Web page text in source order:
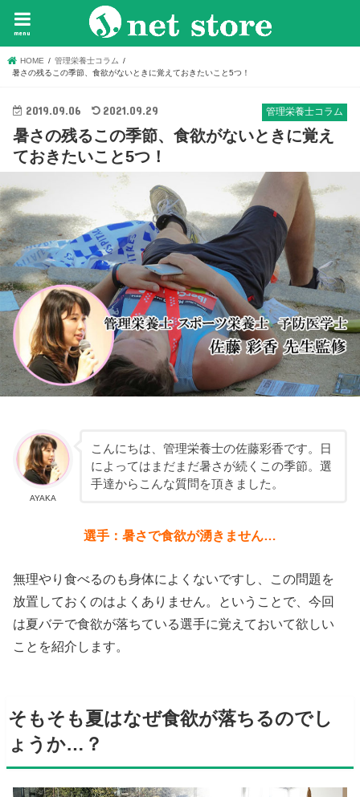
menu
HOME
管理栄養士コラム
暑さの残るこの季節、食欲がないときに覚えておきたいこと5つ！
管理栄養士コラム
2019.09.06 2021.09.29
暑さの残るこの季節、食欲がないときに覚え
ておきたいこと5つ！
AYAKA
こんにちは、管理栄養士の佐藤彩香です。日
によってはまだまだ暑さが続くこの季節。選
手達からこんな質問を頂きました。
選手：暑さで食欲が湧きません…
無理やり食べるのも身体によくないですし、この問題を
放置しておくのはよくありません。ということで、今回
は夏バテで食欲が落ちている選手に覚えておいて欲しい
ことを紹介します。
そもそも夏はなぜ食欲が落ちるのでし
ょうか…？